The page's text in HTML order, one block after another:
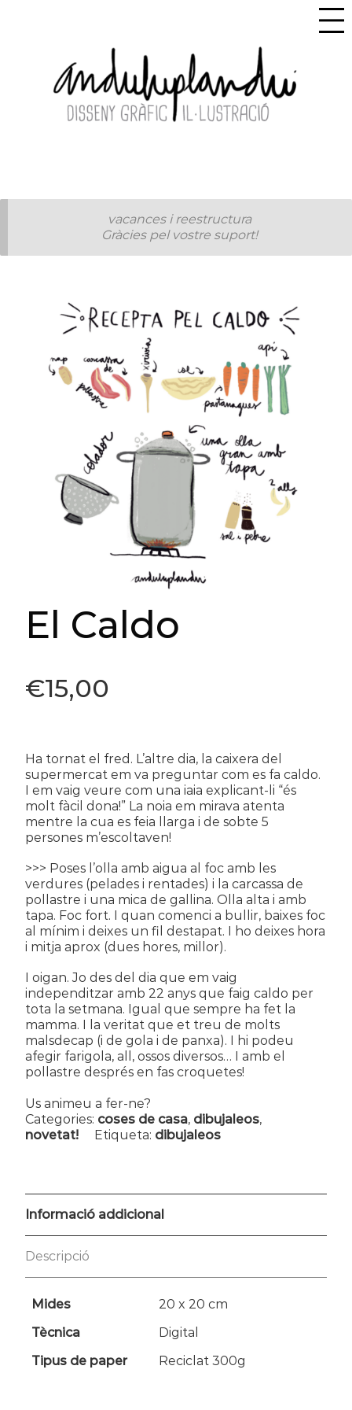
vacances i reestructura
Gràcies pel vostre suport!
El Caldo
€15,00
Ha tornat el fred. L’altre dia, la caixera del
supermercat em va preguntar com es fa caldo.
I em vaig veure com una iaia explicant-li “és
molt fàcil dona!” La noia em mirava atenta
mentre la cua es feia llarga i de sobte 5
persones m’escoltaven!
>>> Poses l’olla amb aigua al foc amb les
verdures (pelades i rentades) i la carcassa de
pollastre i una mica de gallina. Olla alta i amb
tapa. Foc fort. I quan comenci a bullir, baixes foc
al mínim i deixes un fil destapat. I ho deixes hora
i mitja aprox (dues hores, millor).
I oigan. Jo des del dia que em vaig
independitzar amb 22 anys que faig caldo per
tota la setmana. Igual que sempre ha fet la
mamma. I la veritat que et treu de molts
malsdecap (i de gola i de panxa). I hi podeu
afegir farigola, all, ossos diversos… I amb el
pollastre després en fas croquetes!
Us animeu a fer-ne?
Categories: coses de casa, dibujaleos,
novetat!
Etiqueta: dibujaleos
Informació addicional
Descripció
Mides
20 x 20 cm
Tècnica
Digital
Tipus de paper
Reciclat 300g